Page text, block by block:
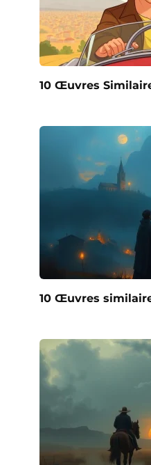
10 Œuvres
10 Œuvres